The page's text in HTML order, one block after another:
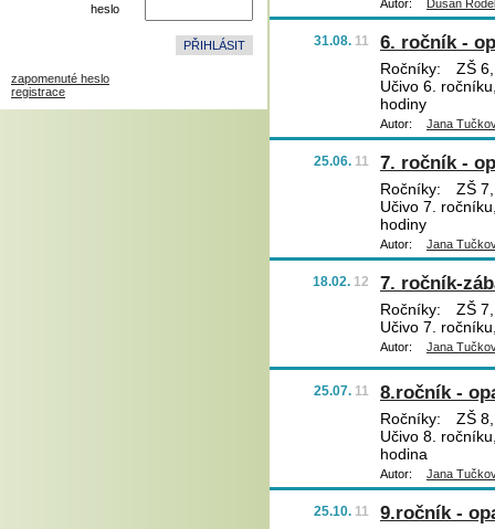
heslo
zapomenuté heslo
registrace
Autor: Dušan
31.08. 11 6. ročník -
Ročníky:
ZŠ 6,
Učivo 6.
hodiny
Autor: Jana
25.06. 11 7. ročník -
Ročníky:
ZŠ 7,
Učivo 7.
hodiny
Autor: Jana
18.02. 12 7. ročník-
Ročníky:
ZŠ 7,
Učivo 7.
Autor: Jana
25.07. 11 8.ročník -
Ročníky:
ZŠ 8,
Učivo 8.
hodina
Autor: Jana
25.10. 11 9.ročník -